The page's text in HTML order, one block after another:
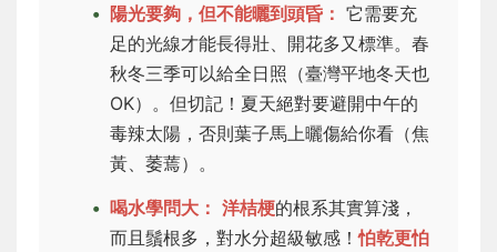
陽光要夠，但不能曬到頭昏： 它需要充
足的光線才能長得壯、開花多又標準。春
秋冬三季可以給全日照（臺灣平地冬天也
OK）。但切記！夏天絕對要避開中午的
毒辣太陽，否則葉子馬上曬傷給你看（焦
黃、萎蔫）。
喝水學問大： 洋桔梗的根系其實算淺，
而且鬚根多，對水分超級敏感！怕乾更怕